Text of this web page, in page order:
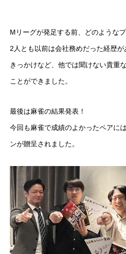
Mリーグが発足する前、どのような
2人とも以前は会社務めだった経歴
きっかけなど、他では聞けない貴重
ことができました。
最後は麻雀の結果発表！
今回も麻雀で成績のよかったペアに
ンが贈呈されました。